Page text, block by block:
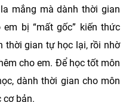
mắng mà dành thời gian
bị “mất gốc” kiến thức
thời gian tự học lại, rồi nhờ
cho em. Để học tốt môn
dành thời gian cho môn
cơ bản.